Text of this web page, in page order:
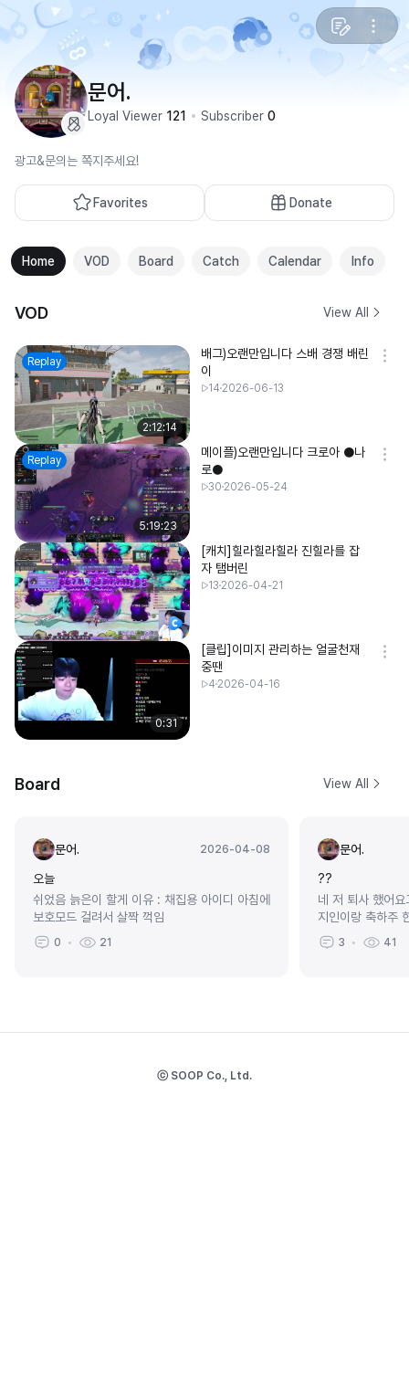
문어.
Loyal Viewer 121 Subscriber 0
광고&문의는 쪽지주세요!
Favorites Donate
Home VOD Board Catch Calendar Info
VOD View All
Replay
2:12:14
배그)오랜만입니다 스배 경쟁 배린
이
14 2026-06-13
Replay
5:19:23
메이플)오랜만입니다 크로아 ●나
로●
30 2026-05-24
[캐치]힐라힐라힐라 진힐라를 잡
자 탬버린
13 2026-04-21
0:31
[클립]이미지 관리하는 얼굴천재
중땐
4 2026-04-16
Board View All
문어. 2026-04-08
오늘
쉬었음 늙은이 할게 이유 : 채집용 아이디 아침에
보호모드 걸려서 살짝 꺽임
0 21
문어.
??
네 저 퇴사 했어
지인이랑 축하주
3 41
ⓒ SOOP Co., Ltd.